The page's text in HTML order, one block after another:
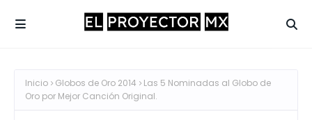
Inicio Globos de Oro 2014
Las 5 Nominadas al Globo de
Oro por Mejor Canción Original.